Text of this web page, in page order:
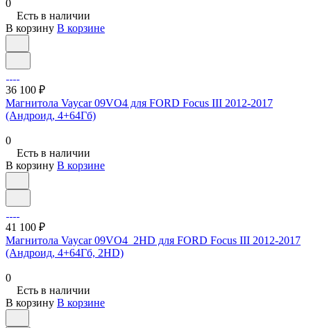
0
Есть в наличии
В корзину В корзине
36 100 ₽
Магнитола Vaycar 09VO4 для FORD Focus III 2012-2017
(Андроид, 4+64Гб)
0
Есть в наличии
В корзину В корзине
41 100 ₽
Магнитола Vaycar 09VO4_2HD для FORD Focus III 2012-2017
(Андроид, 4+64Гб, 2HD)
0
Есть в наличии
В корзину В корзине